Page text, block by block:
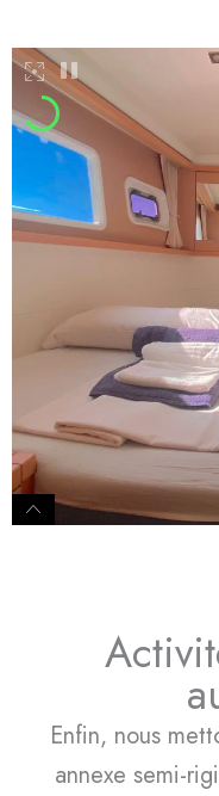
Enfin, nous
annexe semi-